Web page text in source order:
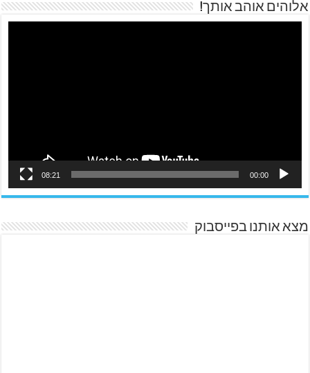
אלוהים אוהב אותך!
00:00
08:21
מצא אותנו בפייסבוק